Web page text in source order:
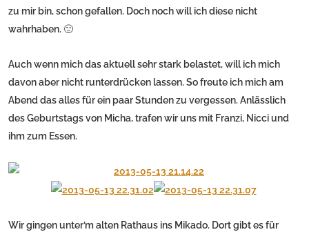
zu mir bin, schon gefallen. Doch noch will ich diese nicht
wahrhaben. 🙁
Auch wenn mich das aktuell sehr stark belastet, will ich mich
davon aber nicht runterdrücken lassen. So freute ich mich am
Abend das alles für ein paar Stunden zu vergessen. Anlässlich
des Geburtstags von Micha, trafen wir uns mit Franzi, Nicci und
ihm zum Essen.
Wir gingen unter’m alten Rathaus ins Mikado. Dort gibt es für